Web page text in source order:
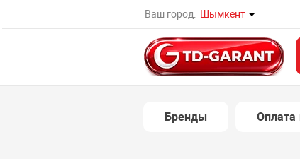
Ваш город: Шымкент
Бренды Оплата